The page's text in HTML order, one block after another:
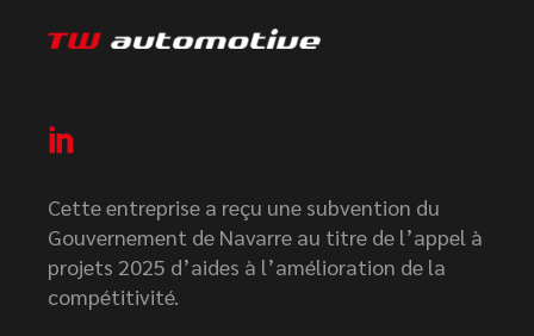
Cette entreprise a reçu une subvention du
Gouvernement de Navarre au titre de l’appel à
projets 2025 d’aides à l’amélioration de la
compétitivité.